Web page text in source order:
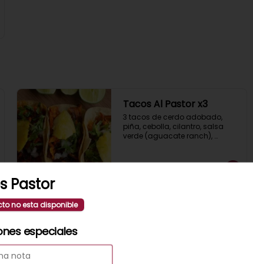
Tacos Al Pastor x3
3 tacos de cerdo adobado,
piña, cebolla, cilantro, salsa
verde (aguacate ranch),
Pastor
no esta disponible
especiales